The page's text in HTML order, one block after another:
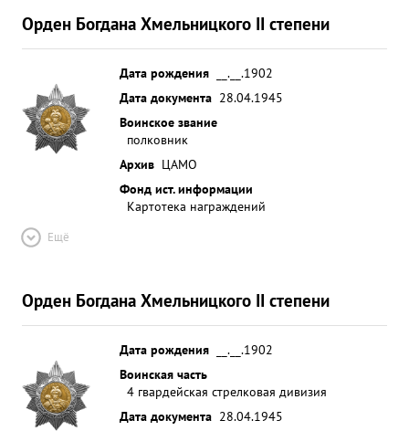
Орден Богдана Хмельницкого II степени
Дата рождения
__.__.1902
Дата документа 28.04.1945
Воинское звание
полковник
Архив ЦАМО
Фонд ист. информации
Картотека награждений
Ещё
Орден Богдана Хмельницкого II степени
Дата рождения
__.__.1902
Воинская часть
4 гвардейская стрелковая дивизия
Дата документа 28.04.1945